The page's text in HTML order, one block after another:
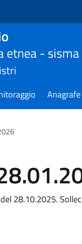
etnea -
28.10.2025.